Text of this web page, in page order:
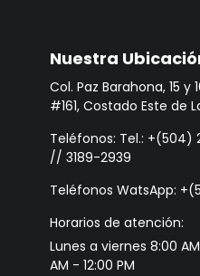
Nuestra
Col. Paz Barahona, 15 y
#161, Costado Este de
Teléfonos: Tel.:
// 3189-2939
Teléfonos WatsApp:
Horarios de atención:
Lunes a viernes 8:00
AM - 12:00 PM